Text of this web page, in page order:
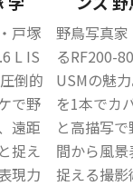
戸塚
L IS
倒的
で野
遠距
捉え
現力
野鳥写真
るRF200-
USMの魅
を1本でカ
と高描写
間から風
捉える撮影